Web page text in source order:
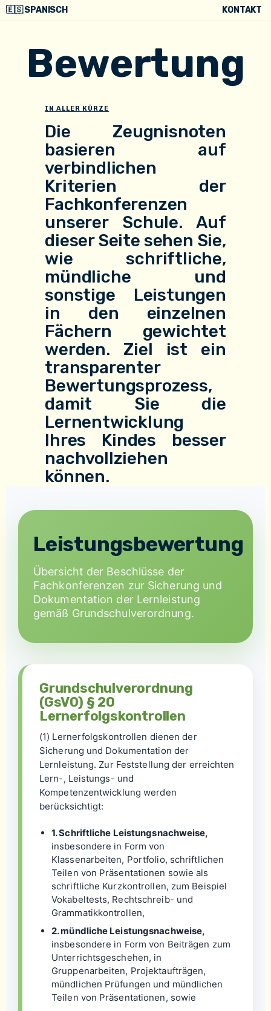
🇪🇸 SPANISCH KONTAKT
Bewertung
IN ALLER KÜRZE
Die Zeugnisnoten
basieren auf
verbindlichen
Kriterien der
Fachkonferenzen
unserer Schule. Auf
dieser Seite sehen Sie,
wie schriftliche,
mündliche und
sonstige Leistungen
in den einzelnen
Fächern gewichtet
werden. Ziel ist ein
transparenter
Bewertungsprozess,
damit Sie die
Lernentwicklung
Ihres Kindes besser
nachvollziehen
können.
Leistungsbewertung
Übersicht der Beschlüsse der
Fachkonferenzen zur Sicherung und
Dokumentation der Lernleistung
gemäß Grundschulverordnung.
Grundschulverordnung
(GsVO) § 20
Lernerfolgskontrollen
(1) Lernerfolgskontrollen dienen der
Sicherung und Dokumentation der
Lernleistung. Zur Feststellung der erreichten
Lern-, Leistungs- und
Kompetenzentwicklung werden
berücksichtigt:
1. Schriftliche Leistungsnachweise,
insbesondere in Form von
Klassenarbeiten, Portfolio, schriftlichen
Teilen von Präsentationen sowie als
schriftliche Kurzkontrollen, zum Beispiel
Vokabeltests, Rechtschreib- und
Grammatikkontrollen,
2. mündliche Leistungsnachweise,
insbesondere in Form von Beiträgen zum
Unterrichtsgeschehen, in
Gruppenarbeiten, Projektaufträgen,
mündlichen Prüfungen und mündlichen
Teilen von Präsentationen, sowie